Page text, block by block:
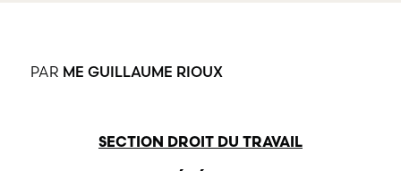
champs
d’expertises
professionnels
œuvrant dans
PAR ME GUILLAUME RIOUX
SECTION DROIT DU TRAVAIL